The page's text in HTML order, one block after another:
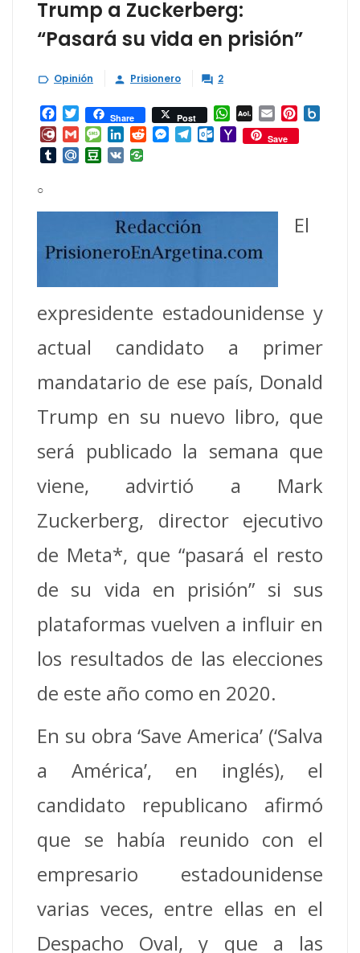
Trump a Zuckerberg:
“Pasará su vida en prisión”
 Opinión  Prisionero  2
Facebook
TwitterShare Post WhatsApp
AOL
Mail
EmailPinterest
Diary.RuGmailMessage
LinkedInRedditMessenger
TelegramOutlook.com
YahooSave
TumblrMail.RuDouban
VK
○
El
expresidente estadounidense y
actual candidato a primer
mandatario de ese país, Donald
Trump en su nuevo libro, que
será publicado la semana que
viene, advirtió a Mark
Zuckerberg, director ejecutivo
de Meta*, que “pasará el resto
de su vida en prisión” si sus
plataformas vuelven a influir en
los resultados de las elecciones
de este año como en 2020.
En su obra ‘Save America’ (‘Salva
a América’, en inglés), el
candidato republicano afirmó
que se había reunido con el
empresario estadounidense
varias veces, entre ellas en el
Despacho Oval, y que a las